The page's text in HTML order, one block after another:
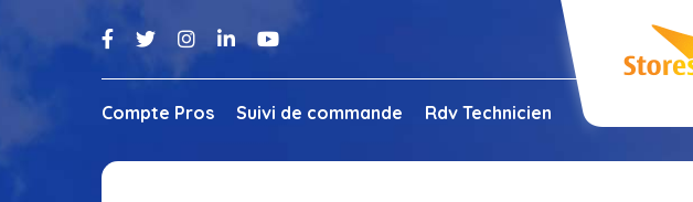
Compte Pros Suivi de commande Rdv Technicien